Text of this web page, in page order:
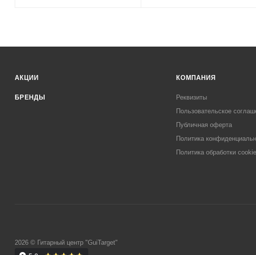
АКЦИИ
БРЕНДЫ
КОМПАНИЯ
Реквизиты
Пользовательское
Публичная оферта
Политика
Политика обработки cookie
2026 © Гитарный центр "GuiTarget"